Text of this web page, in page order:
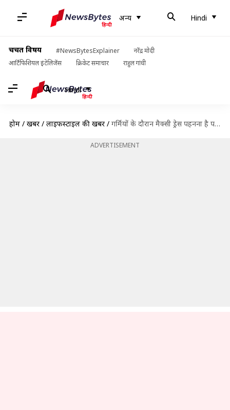
अन्य Hindi
चर्चित विषय #NewsBytesExplainer
नरेंद्र मोदी
आर्टिफिशियल इंटेलिजेंस
क्रिकेट समाचार राहुल गांधी
Hindi
होम / खबरें / लाइफस्टाइल की खबरें / गर्मियों के दौरान मैक्सी ड्रेस पहनना है पसंद तो चुनें ये स्टाइल
ADVERTISEMENT